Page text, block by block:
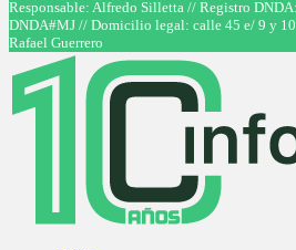
Responsable: Alfredo Silletta // Registro
DNDA#MJ // Domicilio legal: calle 45 e/ 9 y
Rafael Guerrero